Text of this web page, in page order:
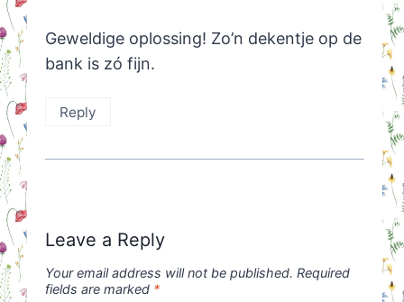
Geweldige oplossing! Zo’n dekentje op de
bank is zó fijn.
Reply
Leave a Reply
Your email address will not be published. Required
fields are marked *